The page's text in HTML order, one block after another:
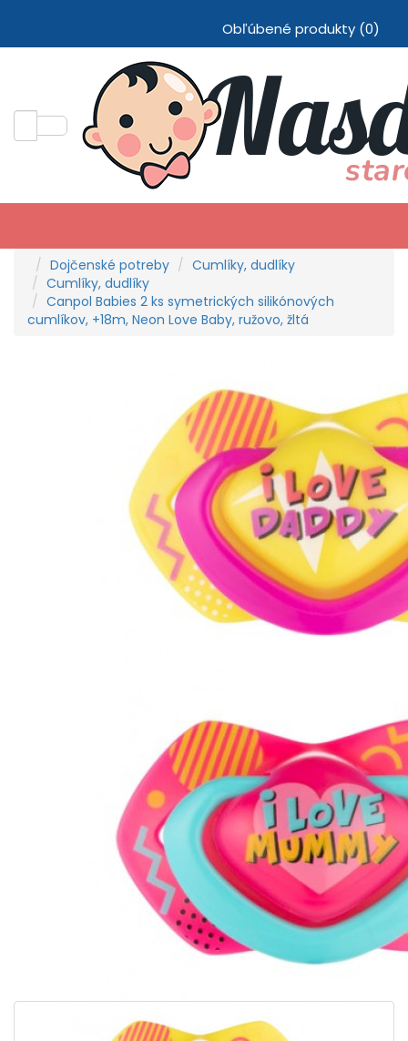
Obľúbené produkty (0)
Dojčenské potreby
Cumlíky, dudlíky
Cumlíky, dudlíky
Canpol Babies 2 ks symetrických silikónových
cumlíkov, +18m, Neon Love Baby, ružovo, žltá